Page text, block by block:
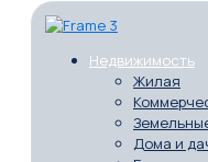
Недвижимость
Жилая
Дома и